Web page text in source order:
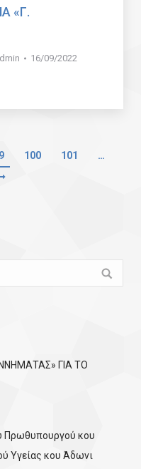
«Γ.
16/09/2022
100 101
…
ΓΙΑ ΤΟ
Πρωθυπουργού κου
Υγείας κου Άδωνι